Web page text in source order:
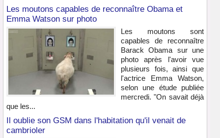
Les moutons capables de reconnaître Obama et
Emma Watson sur photo
Les moutons sont
capables de reconnaître
Barack Obama sur une
photo après l'avoir vue
plusieurs fois, ainsi que
l'actrice Emma Watson,
selon une étude publiée
mercredi. "On savait déjà
que les...
Il oublie son GSM dans l'habitation qu'il venait de
cambrioler